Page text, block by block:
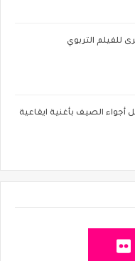
للفيلم التربوي
الصيف بأغنية ايقاعية